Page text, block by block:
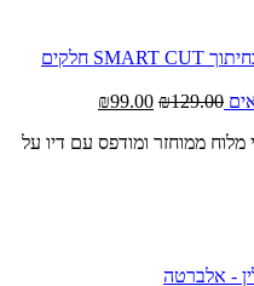
₪129.00
המחיר
היה:
₪99.00
הוא:
מלוח ממוחזר ומודפס עם דיו על